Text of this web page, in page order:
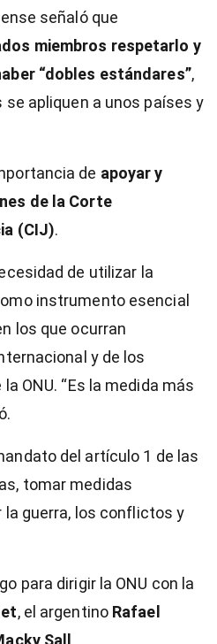
señaló que
miembros respetarlo y
“dobles estándares”,
se apliquen a unos países y
de apoyar y
de la Corte
(CIJ).
de utilizar la
instrumento esencial
los que ocurran
y de los
ONU. “Es la medida más
del artículo 1 de las
tomar medidas
guerra, los conflictos y
para dirigir la ONU con la
, el argentino Rafael
Sall